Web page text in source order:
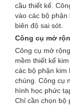
cầu thiết kế.
vào các bộ phận
biên độ sai sót.
Công cụ mở
Công cụ mở
mềm thiết kế
các bộ phận kim
chúng. Công cụ
hình học phức
Chỉ cần chọn bộ